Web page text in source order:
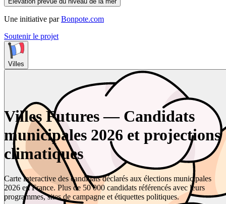
Une initiative par Bonpote.com
Soutenir le projet
Villes
Villes Futures — Candidats
municipales 2026 et projections
climatiques
Carte interactive des candidats déclarés aux élections municipales
2026 en France. Plus de 50 000 candidats référencés avec leurs
programmes, sites de campagne et étiquettes politiques.